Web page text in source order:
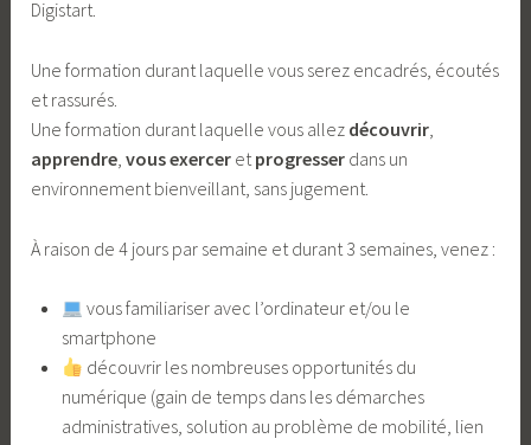
Digistart.
Une formation durant laquelle vous serez encadrés, écoutés
et rassurés.
Une formation durant laquelle vous allez découvrir
apprendre vous exercer et progresser dans un
environnement bienveillant, sans jugement.
À raison de 4 jours par semaine et durant 3 semaines, venez :
​ vous familiariser avec l’ordinateur et/ou le
smartphone
​ découvrir les nombreuses opportunités du
numérique (gain de temps dans les démarches
administratives, solution au problème de mobilité, lien